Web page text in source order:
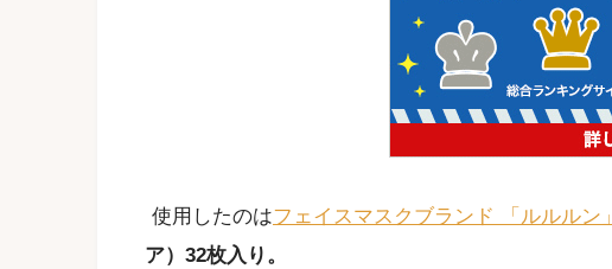
使用したのはフェイスマスクブランド 「ルルルン」
ア）32枚入り。